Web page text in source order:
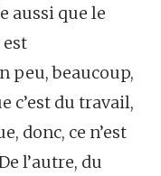
aussi que le
peu, beaucoup,
c’est du travail,
donc, ce n’est
l’autre, du